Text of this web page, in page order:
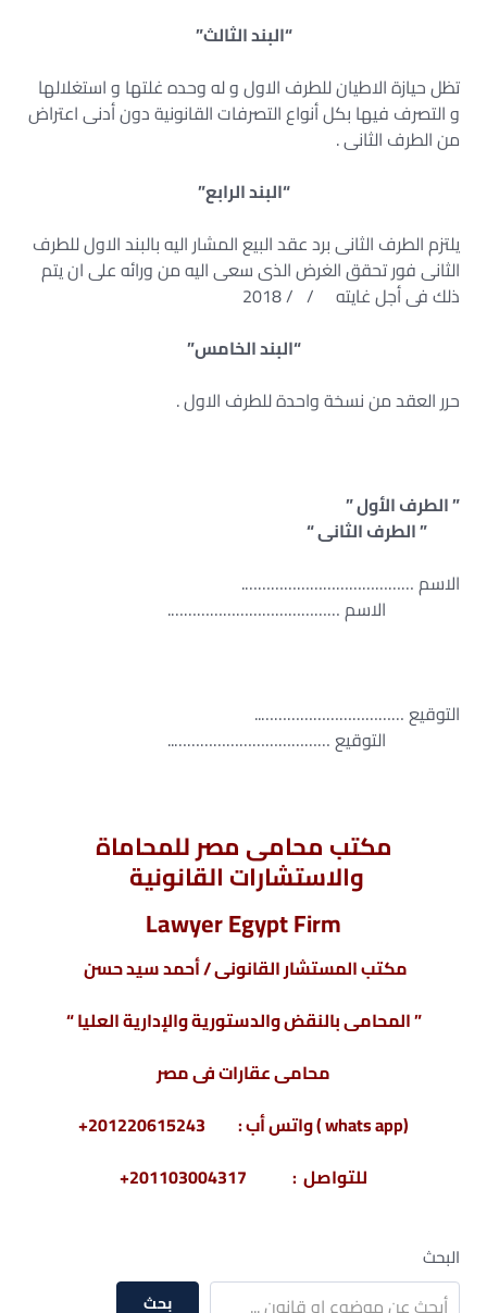
“البند الثالث”
تظل حيازة الاطيان للطرف الاول و له وحده غلتها و استغلالها
و التصرف فيها بكل أنواع التصرفات القانونية دون أدنى اعتراض
من الطرف الثانى .
“البند الرابع”
يلتزم الطرف الثانى برد عقد البيع المشار اليه بالبند الاول للطرف
الثانى فور تحقق الغرض الذى سعى اليه من ورائه على ان يتم
ذلك فى أجل غايته / / 2018
“البند الخامس”
حرر العقد من نسخة واحدة للطرف الاول .
” الطرف الأول ”
” الطرف الثانى “
الاسم ………………………………….
الاسم ………………………………….
التوقيع ……………………………..
التوقيع ………………………………..
مكتب محامى مصر للمحاماة
والاستشارات القانونية
Lawyer Egypt Firm
مكتب المستشار القانونى / أحمد سيد حسن
” المحامى بالنقض والدستورية والإدارية العليا “
محامى عقارات فى مصر
(whats app ) واتس أب : 201220615243+
للتواصل : 201103004317+
البحث
بحث